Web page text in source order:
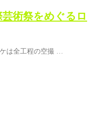
術祭をめぐるロ
は全工程の空撮 …